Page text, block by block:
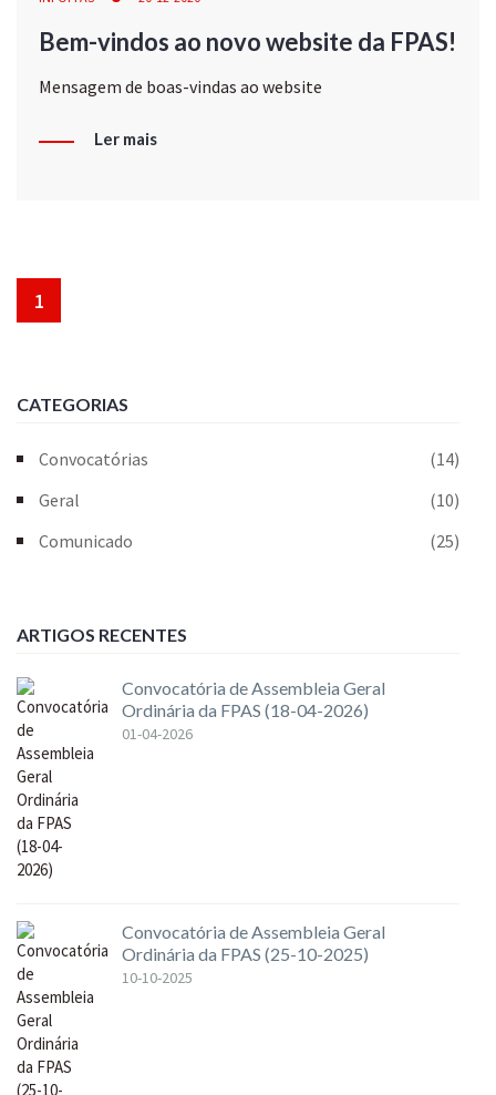
Bem-vindos ao novo website da FPAS!
Mensagem de boas-vindas ao website
Ler mais
1
CATEGORIAS
Convocatórias
(14)
Geral
(10)
Comunicado
(25)
ARTIGOS RECENTES
Convocatória de Assembleia Geral
Ordinária da FPAS (18-04-2026)
01-04-2026
Convocatória de Assembleia Geral
Ordinária da FPAS (25-10-2025)
10-10-2025